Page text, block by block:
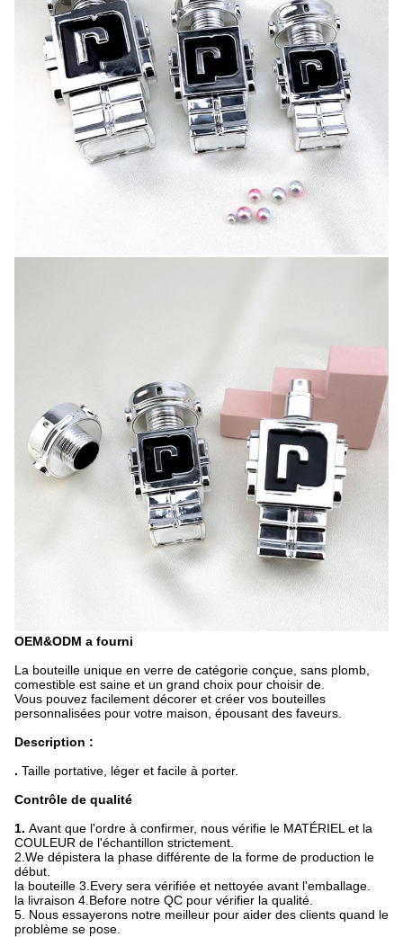
OEM&ODM a fourni
La bouteille unique en verre de catégorie conçue, sans plomb,
comestible est saine et un grand choix pour choisir de.
Vous pouvez facilement décorer et créer vos bouteilles
personnalisées pour votre maison, épousant des faveurs.
Description :
. Taille portative, léger et facile à porter.
Contrôle de qualité
1. Avant que l'ordre à confirmer, nous vérifie le MATÉRIEL et la
COULEUR de l'échantillon strictement.
2.We dépistera la phase différente de la forme de production le
début.
la bouteille 3.Every sera vérifiée et nettoyée avant l'emballage.
la livraison 4.Before notre QC pour vérifier la qualité.
5. Nous essayerons notre meilleur pour aider des clients quand le
problème se pose.